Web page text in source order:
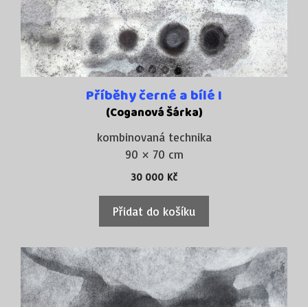
Příběhy černé a bílé I
(Coganová Šárka)
kombinovaná technika
90 × 70 cm
30 000 Kč
Přidat do košíku